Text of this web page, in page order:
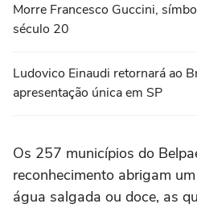
Morre Francesco Guccini,
século 20
Ludovico Einaudi retornará ao
apresentação única em SP
Os 257 municípios do
reconhecimento abrigam
água salgada ou doce, as